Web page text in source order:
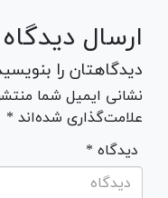
ارسال دیدگاه
دیدگاهتان را
نشانی ایمیل شما
علامت‌گذاری شده‌اند *
* دیدگاه